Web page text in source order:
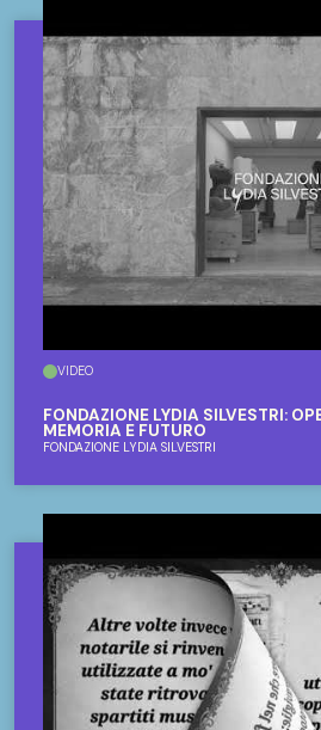
VIDEO
FONDAZIONE LYDIA SILVESTRI:
MEMORIA E FUTURO
FONDAZIONE LYDIA SILVESTRI